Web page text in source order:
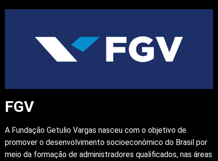
FGV
A Fundação Getulio Vargas nasceu com o objetivo de
promover o desenvolvimento socioeconômico do Brasil por
meio da formação de administradores qualificados, nas áreas